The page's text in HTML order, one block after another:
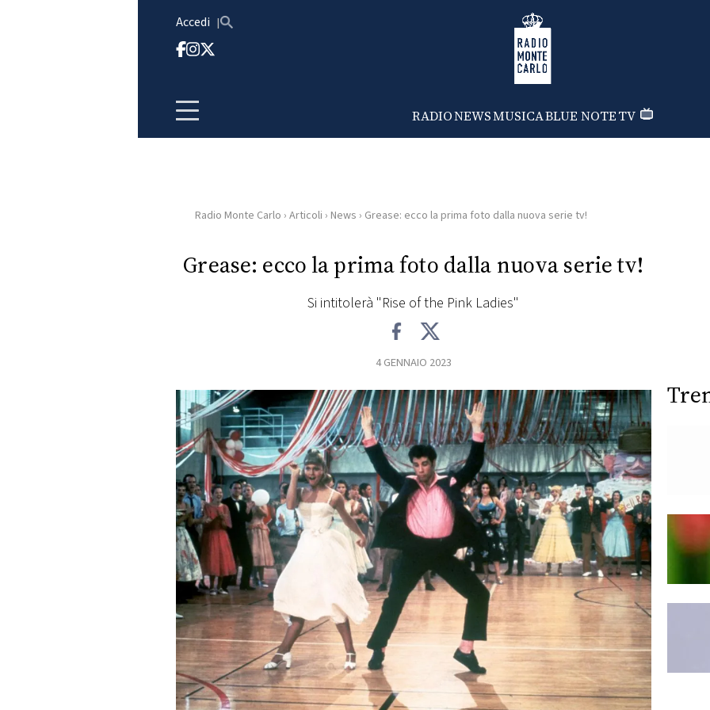
Accedi Radio Monte Carlo
RADIONEWSMUSICABLUE NOTETV
HOME
RADIO
NEWS
FOTO
CONCORSI
EVENTI
VIDEO
TV
PRINCIPATO
Radio Monte Carlo › Articoli › News › Grease: ecco la prima foto dalla nuova serie tv!
Grease: ecco la prima foto dalla nuova serie tv!
Si intitolerà "Rise of the Pink Ladies"
4 GENNAIO 2023